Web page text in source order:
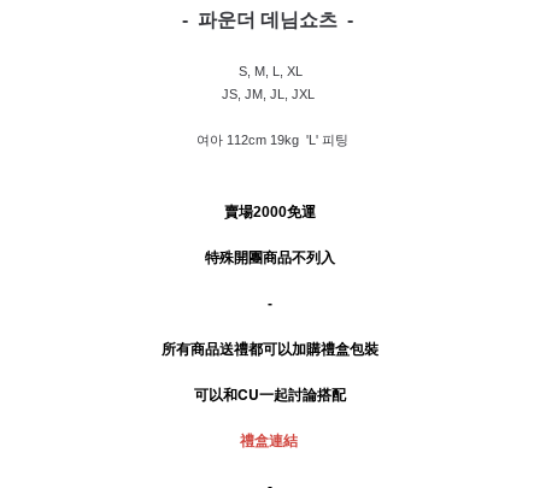
-  파운더 데님쇼츠  -
S, M, L, XL
JS, JM, JL, JXL
여아 112cm 19kg  'L' 피팅
賣場2000免運
特殊開團商品不列入
-
所有商品送禮都可以加購禮盒包裝
可以和CU一起討論搭配
禮盒連結